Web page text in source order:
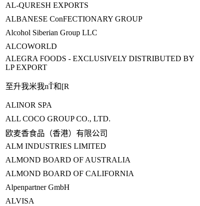
AL-QURESH EXPORTS
ALBANESE ConFECTIONARY GROUP
Alcohol Siberian Group LLC
ALCOWORLD
ALEGRA FOODS - EXCLUSIVELY DISTRIBUTED BY
LP EXPORT
至升我米我nŤ和[R
ALINOR SPA
ALL COCO GROUP CO., LTD.
欧麦香食品（香港）有限公司
ALM INDUSTRIES LIMITED
ALMOND BOARD OF AUSTRALIA
ALMOND BOARD OF CALIFORNIA
Alpenpartner GmbH
ALVISA